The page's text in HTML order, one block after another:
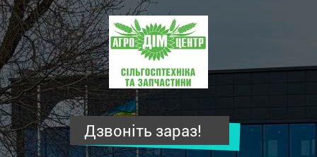
ПП
"Агродім-
центр"
-
продаж
сільськогосподарської
техніки
та
запчастин
Дзвоніть зараз!